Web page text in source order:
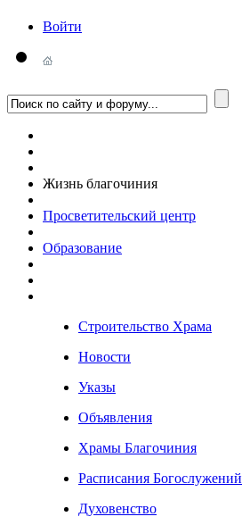
Войти
Жизнь благочиния
Просветительский центр
Образование
Строительство Храма
Новости
Указы
Объявления
Храмы Благочиния
Расписания Богослужений
Духовенство